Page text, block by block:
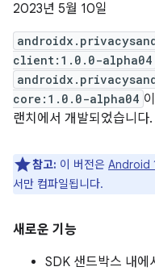
2023년 5월 10일
client:1.0.0-alpha04
core:1.0.0-alpha04
랜치에서 개발되었습니다.
참고: 이 버전은 Android
서만 컴파일됩니다.
새로운 기능
SDK 샌드박스 내에